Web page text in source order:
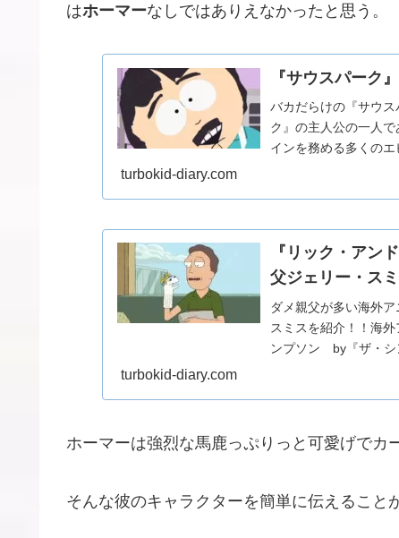
はホーマーなしではありえなかったと思う。
『サウスパーク
バカだらけの『サウ
ク』の主人公の一人
インを務める多くの
turbokid-diary.com
『リック・アン
父ジェリー・スミ
ダメ親父が多い海外
スミスを紹介！！海
ンプソン by『ザ・シ
turbokid-diary.com
ホーマーは強烈な馬鹿っぷりっと可愛げでカ
そんな彼のキャラクターを簡単に伝えること